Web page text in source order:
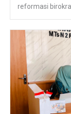
reformasi